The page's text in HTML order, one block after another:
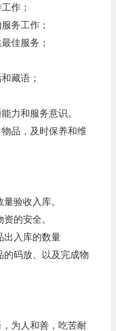
作；
务工作；
佳服务；
藏语；
力和服务意识。
品，及时保养和维
验收入库。
的安全。
出入库的数量
的码放、以及完成物
为人和善，吃苦耐